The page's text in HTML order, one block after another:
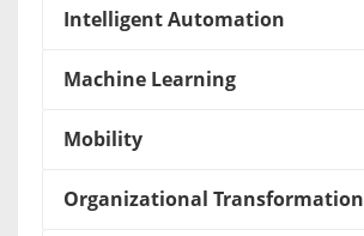
Intelligent Automation
Machine Learning
Mobility
Organizational Transformation